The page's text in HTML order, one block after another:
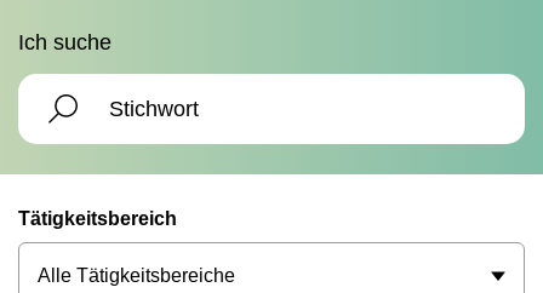
Ich suche
Tätigkeitsbereich
Alle Tätigkeitsbereiche